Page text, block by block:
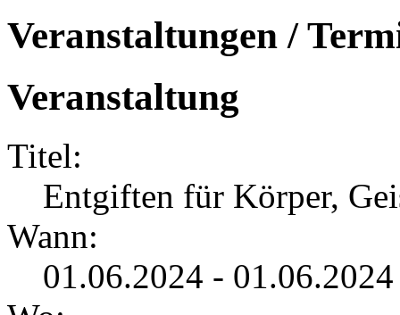
Veranstaltungen /
Veranstaltung
Titel:
Entgiften für Körper,
Wann:
01.06.2024 -